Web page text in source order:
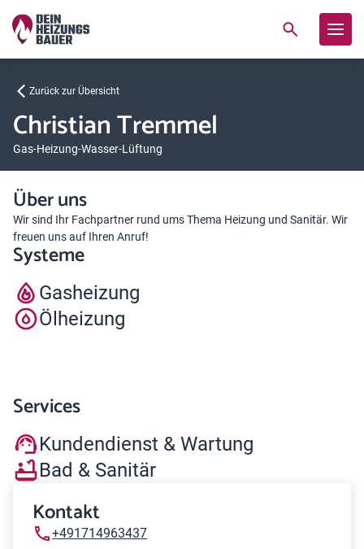
Zurück zur Übersicht
Christian Tremmel
Gas-Heizung-Wasser-Lüftung
Über uns
Wir sind Ihr Fachpartner rund ums Thema Heizung und Sanitär. Wir
freuen uns auf Ihren Anruf!
Systeme
Gasheizung
Ölheizung
Services
Kundendienst & Wartung
Bad & Sanitär
Kontakt
+491714963437